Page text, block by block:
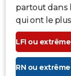
partout dans
qui ont le plus
LFI ou
RN ou